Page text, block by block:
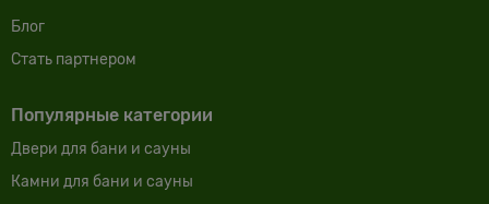
Блог
Cтать партнером
Популярные категории
Двери для бани и сауны
Камни для бани и сауны